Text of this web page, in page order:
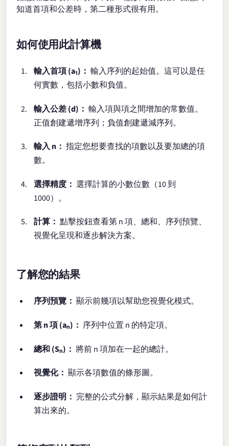
知道首項和公差時，第二種形式很有用。
如何使用此計算機
輸入首項 (a₁)： 輸入序列的起始值。這可以是任
何實數，包括小數和負值。
輸入公差 (d)： 輸入項與項之間增加的常數值。
正值創建遞增序列；負值創建遞減序列。
輸入 n： 指定您想要查找的項數以及要加總的項
數。
選擇精度： 選擇計算的小數位數（10 到
1000）。
計算： 點擊按鈕查看第 n 項、總和、序列預覽、
視覺化呈現和逐步解決方案。
了解您的結果
序列預覽： 顯示前幾項以幫助您視覺化模式。
第 n 項 (aₙ)： 序列中位置 n 的特定項。
總和 (Sₙ)： 將前 n 項加在一起的總計。
視覺化： 顯示各項數值的條形圖。
逐步證明： 完整的公式分解，顯示結果是如何計
算出來的。